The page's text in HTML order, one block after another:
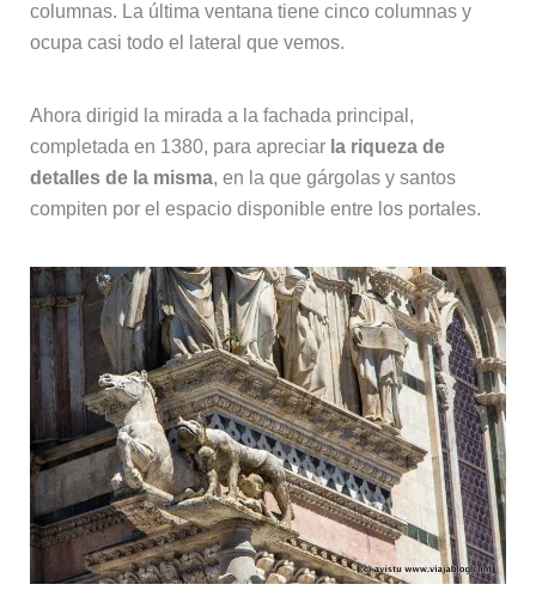
columnas. La última ventana tiene cinco columnas y
ocupa casi todo el lateral que vemos.
Ahora dirigid la mirada a la fachada principal,
completada en 1380, para apreciar la riqueza de
detalles de la misma, en la que gárgolas y santos
compiten por el espacio disponible entre los portales.